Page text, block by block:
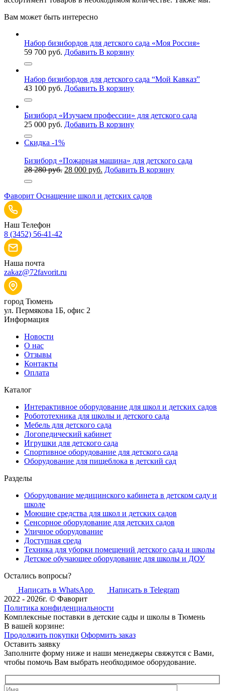
Вам может быть интересно
Набор бизибордов для детского сада «Моя Россия»
59 700 руб. Добавить В корзину
Набор бизибордов для детского сада “Мой Кавказ”
43 100 руб. Добавить В корзину
Бизиборд «Изучаем профессии» для детского сада
25 000 руб. Добавить В корзину
Скидка -1%
Бизиборд «Пожарная машина» для детского сада
28 280руб. Первоначальная
28
28 000 руб. Текущая
000 руб..
Добавить В корзину
Фаворит Оснащение школ и детских садов
Наш Телефон
8 (3452) 56-41-42
Наша почта
zakaz@72favorit.ru
город Тюмень
ул. Пермякова 1Б, офис 2
Информация
Новости
О нас
Отзывы
Контакты
Оплата
Каталог
Интерактивное оборудование для школ и детских садов
Робототехника для школы и детского сада
Мебель для детского сада
Логопедический кабинет
Игрушки для детского сада
Спортивное оборудование для детского сада
Оборудование для пищеблока в детский сад
Разделы
Оборудование медицинского кабинета в детском саду и
школе
Моющие средства для школ и детских садов
Сенсорное оборудование для детских садов
Уличное оборудование
Доступная среда
Техника для уборки помещений детского сада и школы
Детское обучающее оборудование для школы и ДОУ
Остались вопросы?
Написать в WhatsApp
Написать в Telegram
2022 - 2026г. © Фаворит
Политика конфиденциальности
Комплексные поставки в детские сады и школы в Тюмень
В вашей корзине:
Продолжить покупки Оформить заказ
Оставить заявку
Заполните форму ниже и наши менеджеры свяжутся с Вами,
чтобы помочь Вам выбрать необходимое оборудование.